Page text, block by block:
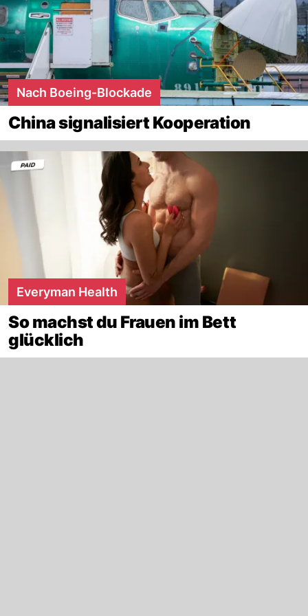
Nach Boeing-Blockade
China signalisiert Kooperation
Everyman Health
So machst du Frauen im Bett
glücklich